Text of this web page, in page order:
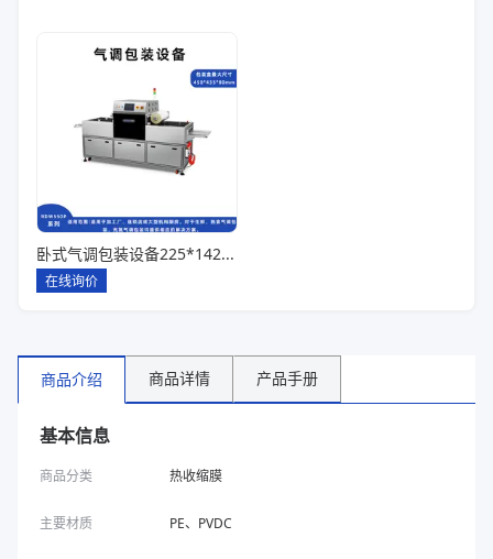
卧式气调包装设备225*142*80一出六
在线询价
商品介绍 商品详情 产品手册
基本信息
商品分类 热收缩膜
主要材质 PE、PVDC